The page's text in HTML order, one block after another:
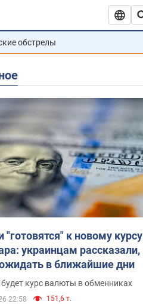
обстрелы
"готовятся" к новому курсу
украинцам рассказали,
в ближайшие дни
курс валюты в обменниках
22:58 151,6 т.